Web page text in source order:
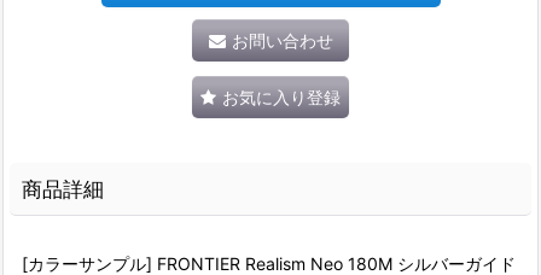
お問い合わせ
お気に入り登録
商品詳細
[カラーサンプル] FRONTIER Realism Neo 180M シルバーガイド